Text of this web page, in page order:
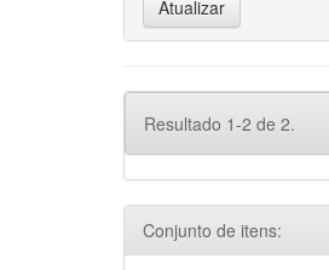
Resultado 1-2 de 2.
Conjunto de itens: